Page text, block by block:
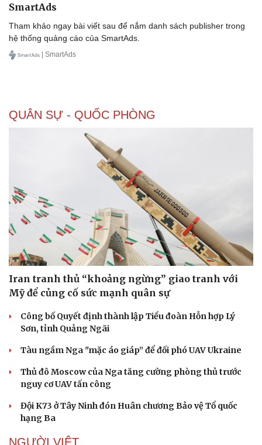
SmartAds
Tham khảo ngay bài viết sau để nắm danh sách publisher trong
hệ thống quảng cáo của SmartAds.
| SmartAds
QUÂN SỰ - QUỐC PHÒNG
Iran tranh thủ “khoảng ngừng” giao tranh với
Mỹ để củng cố sức mạnh quân sự
Công bố Quyết định thành lập Tiểu đoàn Hỗn hợp Lý
Sơn, tỉnh Quảng Ngãi
Tàu ngầm Nga "mặc áo giáp” để đối phó UAV Ukraine
Thủ đô Moscow của Nga tăng cường phòng thủ trước
nguy cơ UAV tấn công
Đội K73 ở Tây Ninh đón Huân chương Bảo vệ Tổ quốc
hạng Ba
NGƯỜI VIỆT